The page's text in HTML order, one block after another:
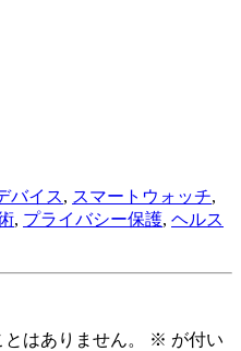
バイス, スマートウォッチ,
, プライバシー保護, ヘルス
はありません。 ※ が付い